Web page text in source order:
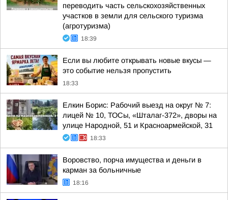
переводить часть сельскохозяйственных
участков в земли для сельского туризма
(агротуризма)
18:39
Если вы любите открывать новые вкусы —
это событие нельзя пропустить
18:33
Елкин Борис: Рабочий выезд на округ № 7:
лицей № 10, ТОСы, «Шталаг-372», дворы на
улице Народной, 51 и Красноармейской, 31
18:33
Воровство, порча имущества и деньги в
карман за больничные
18:16